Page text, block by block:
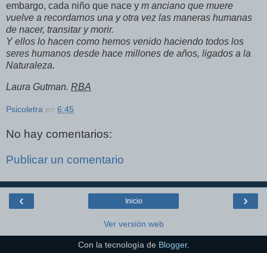
embargo, cada niño que nace y m anciano que muere
vuelve a recordarnos una y otra vez las maneras humanas
de nacer, transitar y morir.
Y ellos lo hacen como hemos venido haciendo todos los
seres humanos desde hace millones de años, ligados a la
Naturaleza.
Laura Gutman. RBA
Psicoletra en 6:45
No hay comentarios:
Publicar un comentario
‹ ›
Inicio
Ver versión web
Con la tecnología de Blogger.